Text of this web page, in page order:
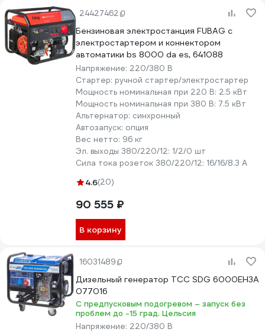
24427462
Бензиновая электростанция FUBAG с
электростартером и коннектором
автоматики bs 8000 da es, 641088
Напряжение: 220/380 В
Стартер: ручной стартер/электростартер
Мощность номинальная при 220 В: 2.5 кВт
Мощность номинальная при 380 В: 7.5 кВт
Альтернатор: синхронный
Автозапуск: опция
Вес нетто: 96 кг
Эл. выходы 380/220/12: 1/2/0 шт
Сила тока розеток 380/220/12: 16/16/8.3 А
4.6(20)
90 555 ₽
В корзину
16031489
Дизельный генератор ТСС SDG 6000EH3A
077016
С предпусковым подогревом – запуск без
проблем до -15 град. Цельсия
Напряжение: 220/380 В